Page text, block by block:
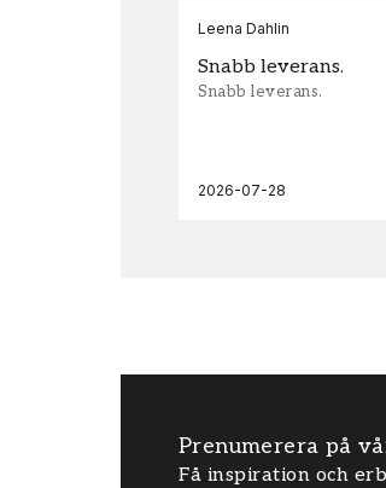
Leena Dahlin
Snabb leverans.
Snabb leverans.
2026-07-28
Prenumerera på
Få inspiration och